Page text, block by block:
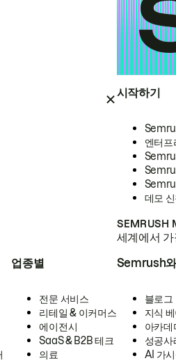
시작하기
엔터프
데모 신
SEMRUSH
세계에서
업종별
전문 서비스
리테일 & 이커머스
에이전시
SaaS & B2B 테크
의료
Semrush
블로그
지식
아카데
성공사
AI 가